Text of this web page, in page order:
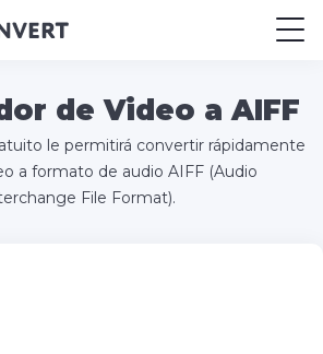
de Video a AIFF
le permitirá convertir rápidamente
a formato de audio AIFF (Audio
File Format).